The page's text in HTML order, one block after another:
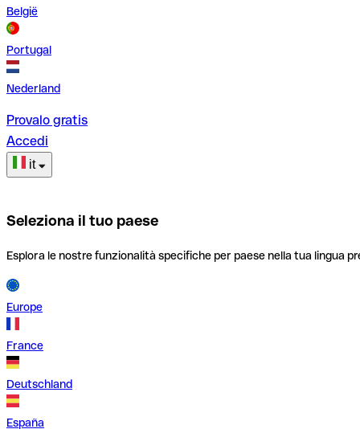
België
Portugal
Nederland
Provalo gratis
Accedi
it
Seleziona il tuo paese
Esplora le nostre funzionalità specifiche per paese nella tua lingua
Europe
France
Deutschland
España